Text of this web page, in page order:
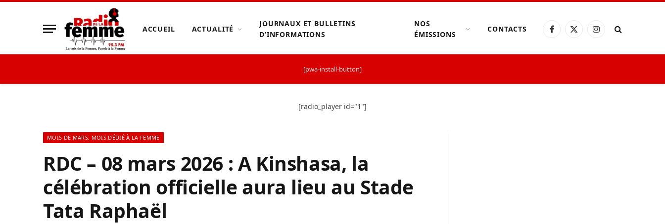
ACCUEIL ACTUALITÉ
JOURNAUX ET BULLETINS
D’INFORMATIONS
NOS
ÉMISSIONS
CONTACTS Facebook
X
Instagram
[pwa-install-button]
[radio_player id="1"]
MOIS DE MARS, MOIS DÉDIÉ À LA FEMME
RDC – 08 mars 2026 : A Kinshasa, la
célébration officielle aura lieu au Stade
Tata Raphaël